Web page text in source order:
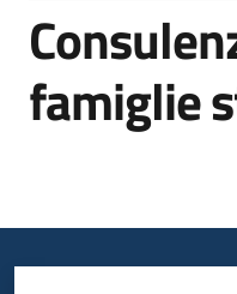
Servizi
Menu selezionato
Centri
famiglie